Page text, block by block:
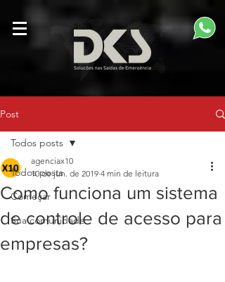
Post
Todos posts
Começar
Sua comunidade
Todos posts
Como funciona um sistema
de controle de acesso para
empresas?
agenciax10
10 de jun. de 2019 4 min de leitura